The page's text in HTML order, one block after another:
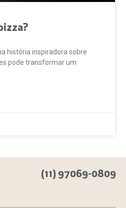
história inspiradora sobre
pode transformar um
(11) 97069-0809